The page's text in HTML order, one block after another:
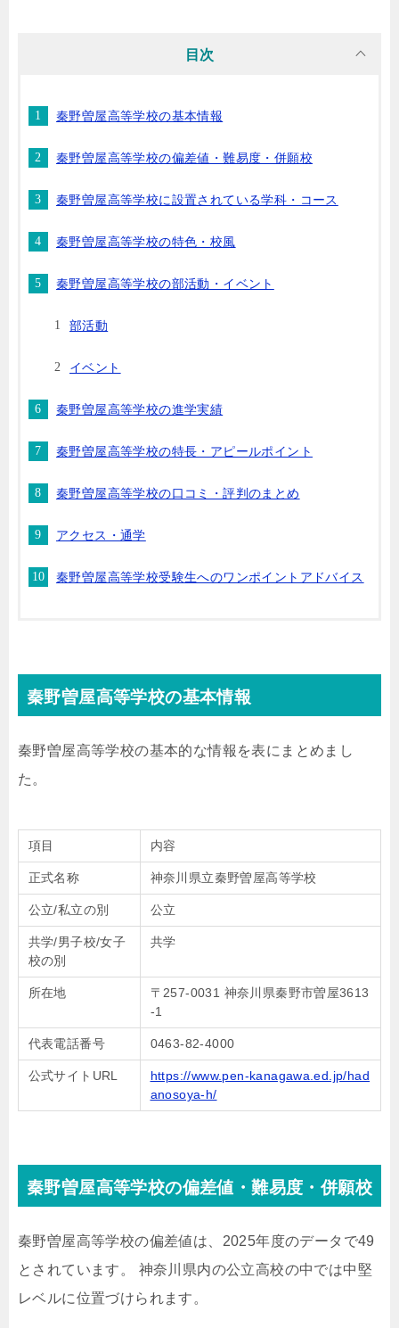
目次
秦野曽屋高等学校の基本情報
秦野曽屋高等学校の偏差値・難易度・併願校
秦野曽屋高等学校に設置されている学科・コース
秦野曽屋高等学校の特色・校風
秦野曽屋高等学校の部活動・イベント
部活動
イベント
秦野曽屋高等学校の進学実績
秦野曽屋高等学校の特長・アピールポイント
秦野曽屋高等学校の口コミ・評判のまとめ
アクセス・通学
秦野曽屋高等学校受験生へのワンポイントアドバイス
秦野曽屋高等学校の基本情報
秦野曽屋高等学校の基本的な情報を表にまとめまし
た。
項目 内容
正式名称 神奈川県立秦野曽屋高等学校
公立/私立の別 公立
共学/男子校/女子
校の別
共学
所在地
〒257-0031 神奈川県秦野市曽屋3613
-1
代表電話番号 0463-82-4000
公式サイトURL
https://www.pen-kanagawa.ed.jp/had
anosoya-h/
秦野曽屋高等学校の偏差値・難易度・併願校
秦野曽屋高等学校の偏差値は、2025年度のデータで49
とされています。 神奈川県内の公立高校の中では中堅
レベルに位置づけられます。